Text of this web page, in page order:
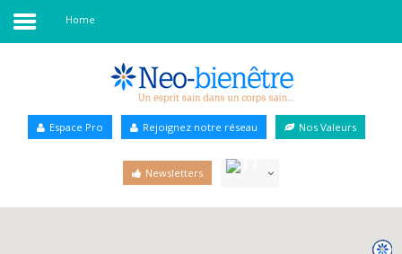
Annuaire Bien-être
Home
Espace Pro Rejoignez notre réseau Nos Valeurs
Newsletters